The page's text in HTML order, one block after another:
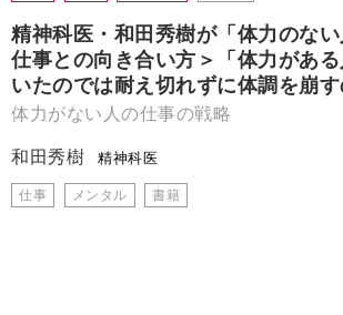
精神科医・和田秀樹が「体力のな
仕事との向き合い方＞「体力があ
いたのでは耐え切れずに体調を崩
体力がない人の仕事の戦略
和田秀樹 精神科医
仕事 メンタル 書籍